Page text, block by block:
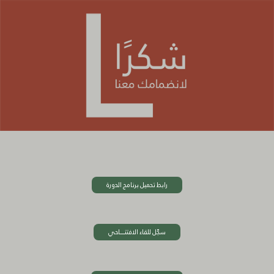
رابط تحميل برنامج الدورة
سجّل للقاء الافتتــــــــاحي